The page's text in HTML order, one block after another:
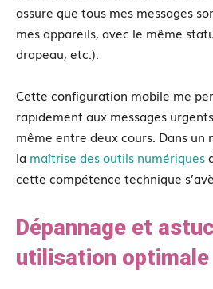
assure que tous mes messages
mes appareils, avec le même
drapeau, etc.).
Cette configuration mobile me
rapidement aux messages
même entre deux cours. Dans un
la maîtrise des outils numériques
cette compétence technique
Dépannage et
utilisation optimale